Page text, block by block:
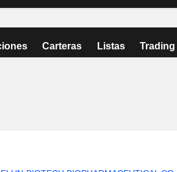
Carteras Listas Trading